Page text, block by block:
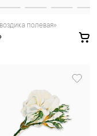
полевая»